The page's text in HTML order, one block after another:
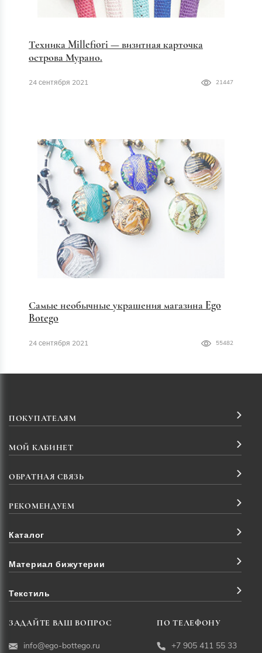
Техника Millefiori — визитная карточка
острова Мурано.
24 сентября 2021 21447
Самые необычные украшения магазина Ego
Botego
24 сентября 2021 55482
ПОКУПАТЕЛЯМ
МОЙ КАБИНЕТ
ОБРАТНАЯ СВЯЗЬ
РЕКОМЕНДУЕМ
Каталог
Материал бижутерии
Текстиль
ЗАДАЙТЕ ВАШ ВОПРОС
info@ego-bottego.ru
ПО ТЕЛЕФОНУ
+7 905 411 55 33